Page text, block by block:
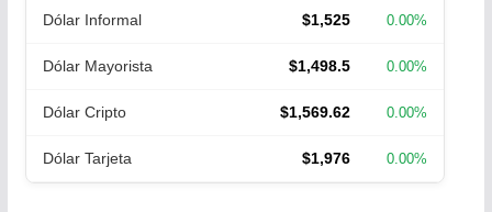
Dólar Informal $1,525 0.00%
Dólar Mayorista $1,498.5 0.00%
Dólar Cripto $1,569.62 0.00%
Dólar Tarjeta $1,976 0.00%